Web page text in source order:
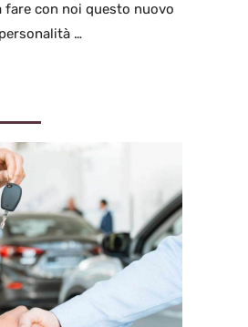
fare con noi questo nuovo
…